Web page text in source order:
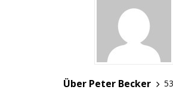
Über Peter Becker